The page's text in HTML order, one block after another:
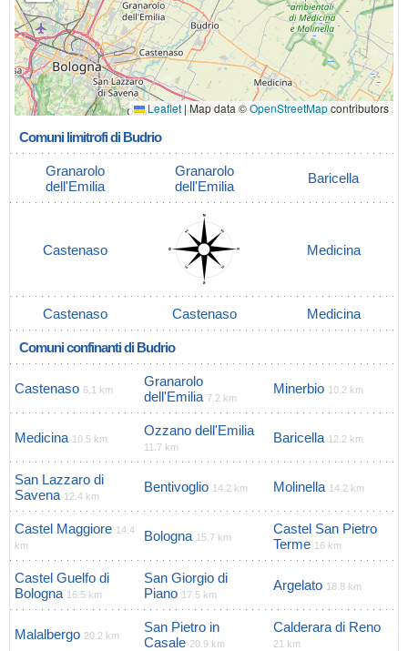
Leaflet|Map data ©OpenStreetMapcontributors
Comuni limitrofi di Budrio
Granarolo
dell'Emilia
Granarolo
dell'Emilia
Baricella
Castenaso Medicina
Castenaso Castenaso Medicina
Comuni confinanti di Budrio
Castenaso 6.1 km
Granarolo
dell'Emilia 7.2 km
Minerbio 10.2 km
Medicina 10.5 km
Ozzano dell'Emilia
11.7 km
Baricella 12.2 km
San Lazzaro di
Savena 12.4 km
Bentivoglio 14.2 km Molinella 14.2 km
Castel Maggiore 14.4
km
Bologna 15.7 km
Castel San Pietro
Terme 16 km
Castel Guelfo di
Bologna 16.5 km
San Giorgio di
Piano 17.5 km
Argelato 18.8 km
Malalbergo 20.2 km
San Pietro in
Casale 20.9 km
Calderara di Reno
21 km